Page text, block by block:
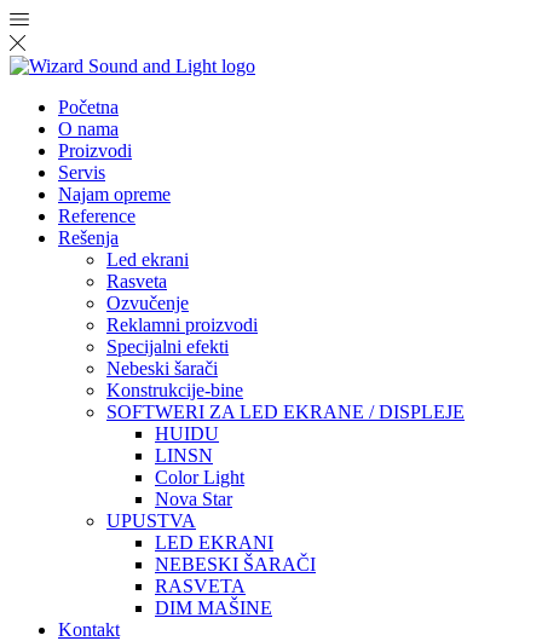
Početna
O nama
Proizvodi
Servis
Najam opreme
Reference
Rešenja
Led ekrani
Rasveta
Ozvučenje
Reklamni proizvodi
Specijalni efekti
Nebeski šarači
Konstrukcije-bine
SOFTWERI ZA LED EKRANE / DISPLEJE
HUIDU
LINSN
Color Light
Nova Star
UPUSTVA
LED EKRANI
NEBESKI ŠARAČI
RASVETA
DIM MAŠINE
Kontakt